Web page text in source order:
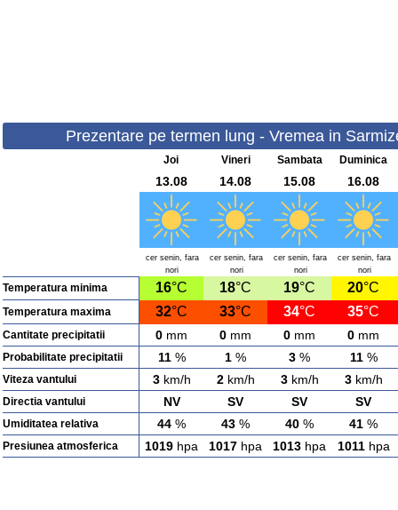
Prezentare pe termen lung - Vremea in
Joi Vineri Sambata Duminica
13.08 14.08 15.08 16.08
cer senin, fara
nori
cer senin, fara
nori
cer senin, fara
nori
cer senin, fara
nori
Temperatura minima 16°C 18°C 19°C 20°C
Temperatura maxima 32°C 33°C 34°C 35°C
Cantitate precipitatii 0 mm 0 mm 0 mm 0 mm
Probabilitate precipitatii 11% 1 % 3 % 11%
Viteza vantului 3km/h 2km/h 3km/h 3km/h
Directia vantului NV SV SV SV
Umiditatea relativa 44 % 43 % 40 % 41 %
Presiunea atmosferica 1019 hpa 1017 hpa 1013 hpa 1011hpa